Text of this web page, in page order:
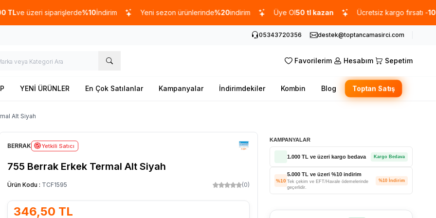
üzeri siparişlerde%10İndirim Yeni sezon ürünlerinde%20indirim Üye Ol 50 tl kazan Ücretsiz kargo fırsatı -1000 TL
05343720356 destek@toptancamasirci.com
Favorilerim Hesabım Sepetim
YENİ ÜRÜNLER En Çok Satılanlar Kampanyalar İndirimdekiler Kombin Blog Toptan Satış
Alt Siyah
BERRAK Yetkili Satıcı
755 Berrak Erkek Termal Alt Siyah
Ürün Kodu : TCF1595 (0)
346,50 TL
KAMPANYALAR
1.000 TL ve üzeri kargo bedava Kargo Bedava
%10
5.000 TL ve üzeri %10 indirim
Tek çekim ve EFT/Havale ödemelerinde
geçerlidir.
%10 İndirim